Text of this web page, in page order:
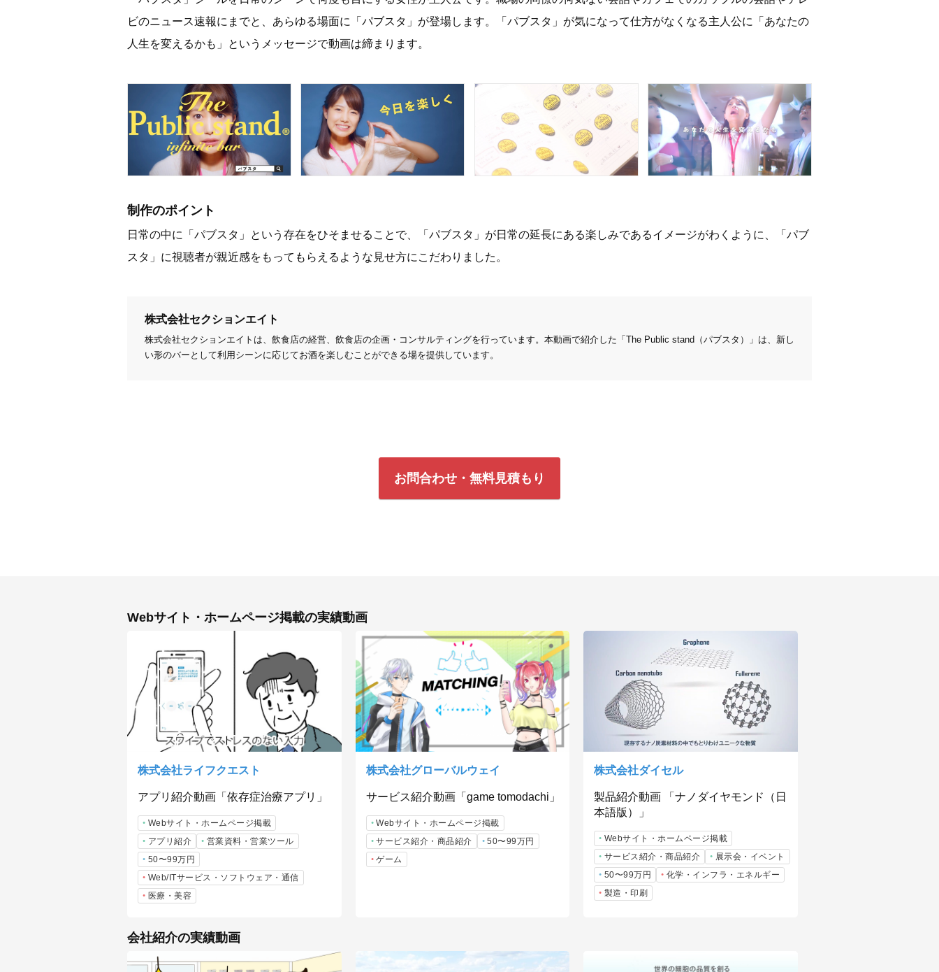
ビのニュース速報にまでと、あらゆる場面に「パブスタ」が登場します。「パブスタ」が気になって仕方がなくなる主人公に「あなたの
人生を変えるかも」というメッセージで動画は締まります。
制作のポイント
日常の中に「パブスタ」という存在をひそませることで、「パブスタ」が日常の延長にある楽しみであるイメージがわくように、「パブ
スタ」に視聴者が親近感をもってもらえるような見せ方にこだわりました。
株式会社セクションエイト
株式会社セクションエイトは、飲食店の経営、飲食店の企画・コンサルティングを行っています。本動画で紹介した「The Public stand（パブスタ）」は、新し
い形のバーとして利用シーンに応じてお酒を楽しむことができる場を提供しています。
お問合わせ・無料見積もり
Webサイト・ホームページ掲載の実績動画
株式会社ライフクエスト
アプリ紹介動画「依存症治療アプリ」
Webサイト・ホームページ掲載
アプリ紹介
営業資料・営業ツール
50〜99万円
Web/ITサービス・ソフトウェア・通信
医療・美容
株式会社グローバルウェイ
サービス紹介動画「game tomodachi」
Webサイト・ホームページ掲載
サービス紹介・商品紹介
50〜99万円
ゲーム
株式会社ダイセル
製品紹介動画 「ナノダイヤモンド（日
本語版）」
Webサイト・ホームページ掲載
サービス紹介・商品紹介
展示会・イベント
50〜99万円
化学・インフラ・エネルギー
製造・印刷
会社紹介の実績動画